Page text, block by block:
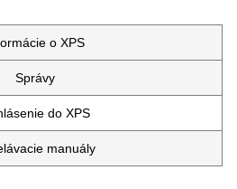
o XPS
Správy
do XPS
manuály